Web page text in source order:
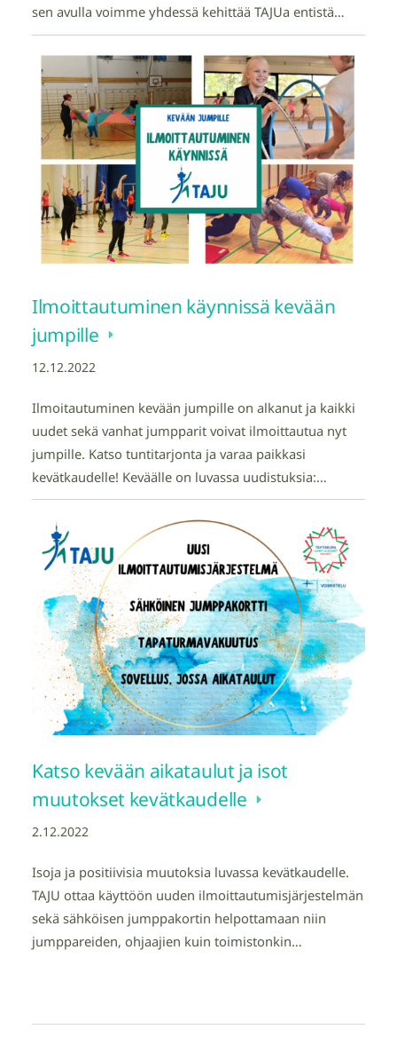
sen avulla voimme yhdessä kehittää TAJUa entistä…
Ilmoittautuminen käynnissä kevään
jumpille
12.12.2022
Ilmoitautuminen kevään jumpille on alkanut ja kaikki
uudet sekä vanhat jumpparit voivat ilmoittautua nyt
jumpille. Katso tuntitarjonta ja varaa paikkasi
kevätkaudelle! Keväälle on luvassa uudistuksia:…
Katso kevään aikataulut ja isot
muutokset kevätkaudelle
2.12.2022
Isoja ja positiivisia muutoksia luvassa kevätkaudelle.
TAJU ottaa käyttöön uuden ilmoittautumisjärjestelmän
sekä sähköisen jumppakortin helpottamaan niin
jumppareiden, ohjaajien kuin toimistonkin…